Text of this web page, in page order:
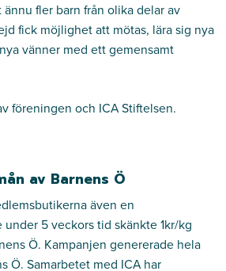
fler barn från olika delar av
fick möjlighet att mötas, lära sig nya
vänner med ett gemensamt
föreningen och ICA Stiftelsen.
av Barnens Ö
även en
under 5 veckors tid skänkte 1kr/kg
Ö. Kampanjen genererade hela
Ö. Samarbetet med ICA har